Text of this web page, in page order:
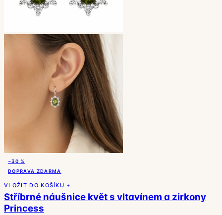
−30 %
DOPRAVA ZDARMA
VLOŽIT DO KOŠÍKU +
Stříbrné náušnice květ s vltavínem a zirkony
Princess